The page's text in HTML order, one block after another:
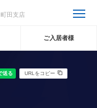
町田支店
ご入居者様
URLをコピー